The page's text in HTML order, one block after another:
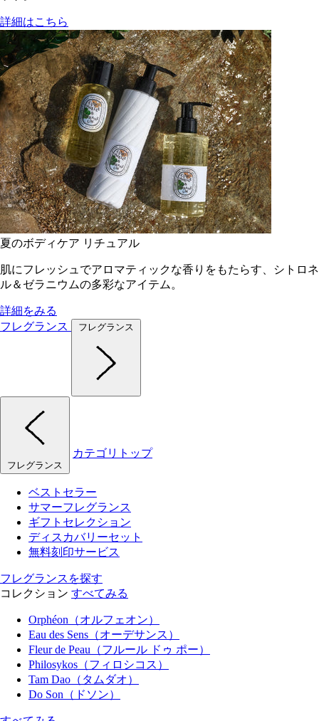
詳細はこちら
夏のボディケア リチュアル
肌にフレッシュでアロマティックな香りをもたらす、シトロネ
ル＆ゼラニウムの多彩なアイテム。
詳細をみる
フレグランス
フレグランス
フレグランス
カテゴリトップ
ベストセラー
サマーフレグランス
ギフトセレクション
ディスカバリーセット
無料刻印サービス
フレグランスを探す
コレクション すべてみる
Orphéon（オルフェオン）
Eau des Sens（オーデサンス）
Fleur de Peau（フルール ドゥ ポー）
Philosykos（フィロシコス）
Tam Dao（タムダオ）
Do Son（ドソン）